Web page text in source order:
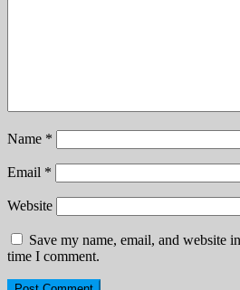
Name *
Email *
Website
Save my name, email, and website
time I comment.